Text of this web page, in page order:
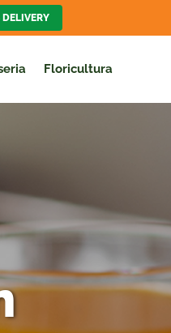
DELIVERY
Floricultura